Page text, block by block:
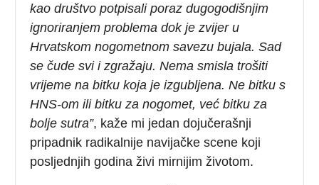
kao društvo potpisali poraz dugogodišnjim
ignoriranjem problema dok je zvijer u
Hrvatskom nogometnom savezu bujala. Sad
se čude svi i zgražaju. Nema smisla trošiti
vrijeme na bitku koja je izgubljena. Ne bitku s
HNS-om ili bitku za nogomet, već bitku za
bolje sutra”, kaže mi jedan dojučerašnji
pripadnik radikalnije navijačke scene koji
posljednjih godina živi mirnijim životom.